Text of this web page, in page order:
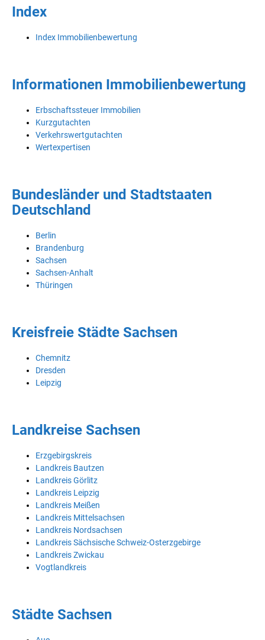
Index
Index Immobilienbewertung
Informationen Immobilienbewertung
Erbschaftssteuer Immobilien
Kurzgutachten
Verkehrswertgutachten
Wertexpertisen
Bundesländer und Stadtstaaten
Deutschland
Berlin
Brandenburg
Sachsen
Sachsen-Anhalt
Thüringen
Kreisfreie Städte Sachsen
Chemnitz
Dresden
Leipzig
Landkreise Sachsen
Erzgebirgskreis
Landkreis Bautzen
Landkreis Görlitz
Landkreis Leipzig
Landkreis Meißen
Landkreis Mittelsachsen
Landkreis Nordsachsen
Landkreis Sächsische Schweiz-Osterzgebirge
Landkreis Zwickau
Vogtlandkreis
Städte Sachsen